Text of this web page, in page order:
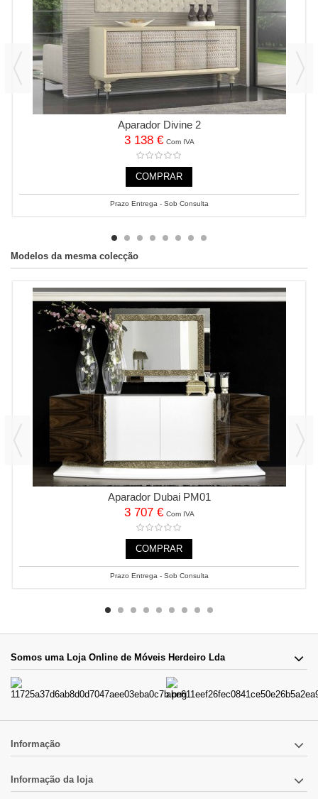
Aparador Divine 2
3 138 € Com IVA
COMPRAR
Prazo Entrega - Sob Consulta
Modelos da mesma colecção
Aparador Dubai PM01
3 707 € Com IVA
COMPRAR
Prazo Entrega - Sob Consulta
Somos uma Loja Online de Móveis Herdeiro Lda
Informação
Informação da loja